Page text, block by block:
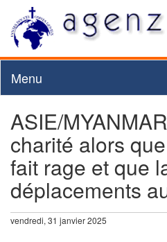
Menu
ASIE/
charité alors
fait rage et que
déplacements
vendredi, 31 janvier 2025